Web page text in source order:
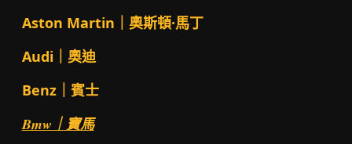
Aston Martin｜奧斯頓·馬丁
Audi｜奧迪
Benz｜賓士
Bmw｜寶馬